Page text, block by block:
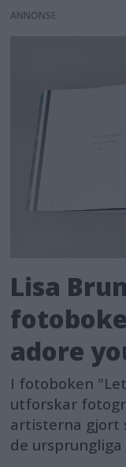
ANNONS
Lisa
adore
I fotoboken
utforskar
artisterna gjort
de